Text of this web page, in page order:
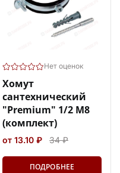
Нет оценок
Хомут
сантехнический
"Premium" 1/2 М8
(комплект)
от 13.10 ₽ 34 ₽
ПОДРОБНЕЕ